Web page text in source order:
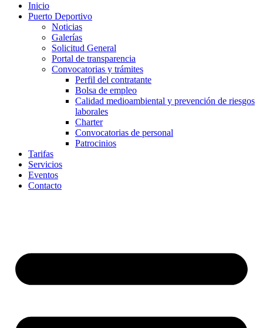
Inicio
Puerto Deportivo
Noticias
Galerías
Solicitud General
Portal de transparencia
Convocatorias y trámites
Perfil del contratante
Bolsa de empleo
Calidad medioambiental y prevención de riesgos
laborales
Charter
Convocatorias de personal
Patrocinios
Tarifas
Servicios
Eventos
Contacto